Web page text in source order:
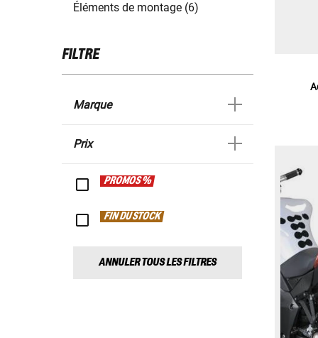
Éléments de montage (6)
FILTRE
Marque
Prix
PROMOS %
FIN DU STOCK
ANNULER TOUS LES FILTRES